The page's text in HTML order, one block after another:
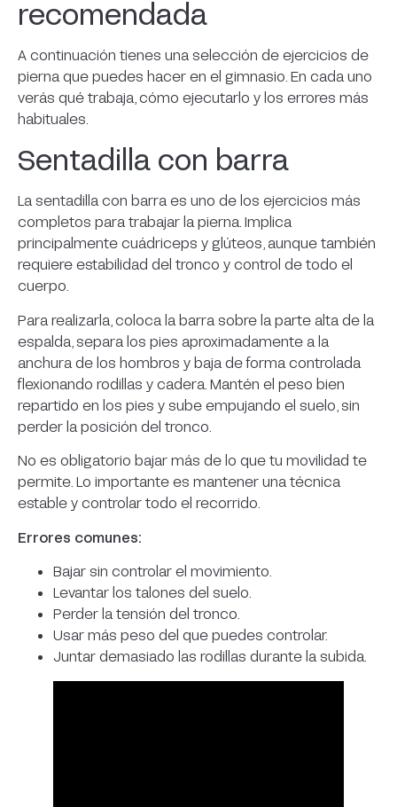
recomendada
A continuación tienes una selección de ejercicios de
pierna que puedes hacer en el gimnasio. En cada uno
verás qué trabaja, cómo ejecutarlo y los errores más
habituales.
Sentadilla con barra
La sentadilla con barra es uno de los ejercicios más
completos para trabajar la pierna. Implica
principalmente cuádriceps y glúteos, aunque también
requiere estabilidad del tronco y control de todo el
cuerpo.
Para realizarla, coloca la barra sobre la parte alta de la
espalda, separa los pies aproximadamente a la
anchura de los hombros y baja de forma controlada
flexionando rodillas y cadera. Mantén el peso bien
repartido en los pies y sube empujando el suelo, sin
perder la posición del tronco.
No es obligatorio bajar más de lo que tu movilidad te
permite. Lo importante es mantener una técnica
estable y controlar todo el recorrido.
Errores comunes:
Bajar sin controlar el movimiento.
Levantar los talones del suelo.
Perder la tensión del tronco.
Usar más peso del que puedes controlar.
Juntar demasiado las rodillas durante la subida.